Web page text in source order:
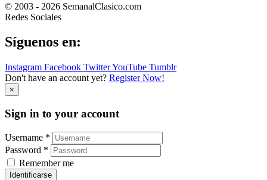
© 2003 - 2026 SemanalClasico.com
Redes Sociales
Síguenos en:
Instagram Facebook TwitterYouTube Tumblr
Don't have an account yet? Register Now!
×
Sign in to your account
Username *
Password *
Remember me
Identificarse